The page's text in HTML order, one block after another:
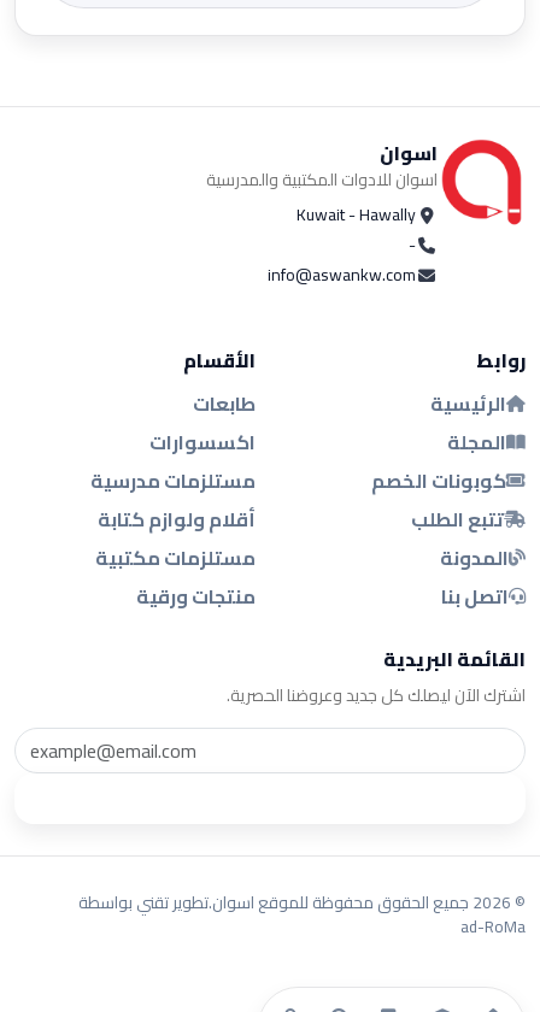
اسوان
اسوان للادوات المكتبية والمدرسية
Kuwait - Hawally
-
info@aswankw.com
روابط
الرئيسية
المجلة
كوبونات الخصم
تتبع الطلب
المدونة
اتصل بنا
الأقسام
طابعات
اكسسوارات
مستلزمات مدرسية
أقلام ولوازم كتابة
مستلزمات مكتبية
منتجات ورقية
القائمة البريدية
اشترك الآن ليصلك كل جديد وعروضنا الحصرية.
© 2026 جميع الحقوق محفوظة للموقع اسوان. تطوير تقني بواسطة
ad-RoMa